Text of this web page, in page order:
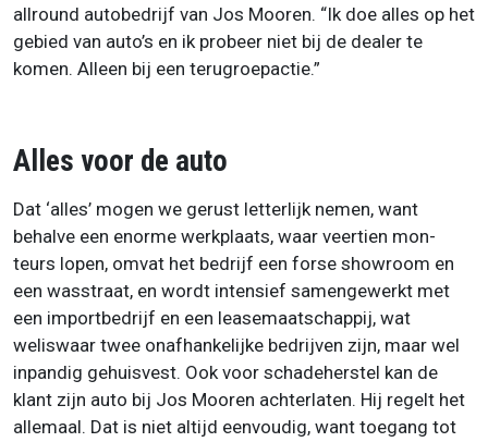
allround autobedrijf van Jos Mooren. “Ik doe alles op het
gebied van auto’s en ik probeer niet bij de dealer te
komen. Alleen bij een terugroepactie.”
Alles voor de auto
Dat ‘alles’ mogen we gerust letterlijk nemen, want
behalve een enorme werkplaats, waar veertien mon-
teurs lopen, omvat het bedrijf een forse showroom en
een wasstraat, en wordt intensief samengewerkt met
een importbedrijf en een leasemaatschappij, wat
weliswaar twee onafhankelijke bedrijven zijn, maar wel
inpandig gehuisvest. Ook voor schadeherstel kan de
klant zijn auto bij Jos Mooren achterlaten. Hij regelt het
allemaal. Dat is niet altijd eenvoudig, want toegang tot